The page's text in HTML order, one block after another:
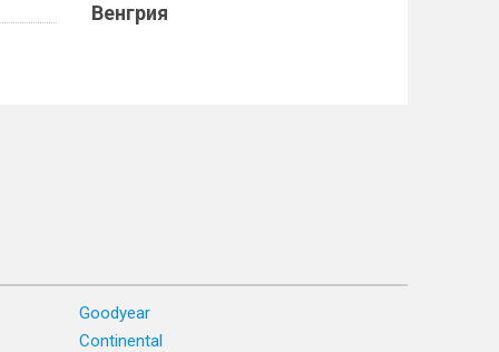
Венгрия
Goodyear
Continental